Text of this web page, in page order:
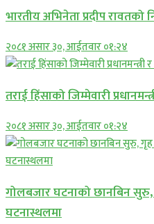
भारतीय अभिनेता प्रदीप रावतको
२०८१ असार ३०, आईतवार ०१:२४
तराई हिंसाको जिम्मेवारी
२०८१ असार ३०, आईतवार ०१:२४
गोलबजार घटनाको छानबिन सुरु,
घटनास्थलमा